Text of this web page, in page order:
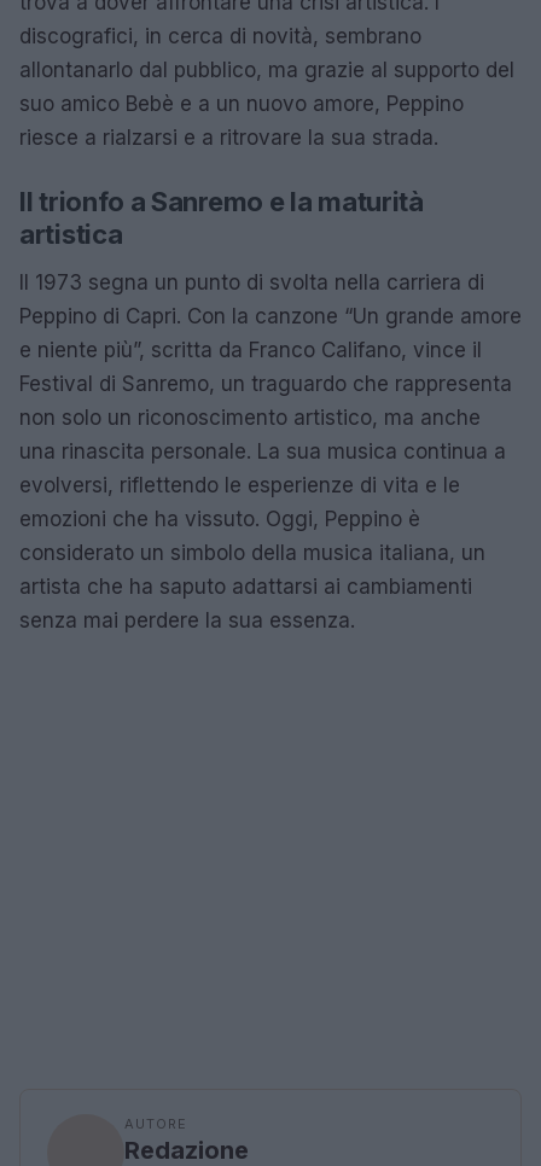
discografici, in cerca di novità, sembrano
allontanarlo dal pubblico, ma grazie al supporto del
suo amico Bebè e a un nuovo amore, Peppino
riesce a rialzarsi e a ritrovare la sua strada.
Il trionfo a Sanremo e la maturità
artistica
Il 1973 segna un punto di svolta nella carriera di
Peppino di Capri. Con la canzone “Un grande amore
e niente più”, scritta da Franco Califano, vince il
Festival di Sanremo, un traguardo che rappresenta
non solo un riconoscimento artistico, ma anche
una rinascita personale. La sua musica continua a
evolversi, riflettendo le esperienze di vita e le
emozioni che ha vissuto. Oggi, Peppino è
considerato un simbolo della musica italiana, un
artista che ha saputo adattarsi ai cambiamenti
senza mai perdere la sua essenza.
AUTORE
Redazione